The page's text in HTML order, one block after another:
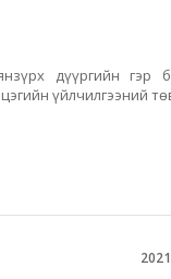
дүүргийн гэр
үйлчилгээний